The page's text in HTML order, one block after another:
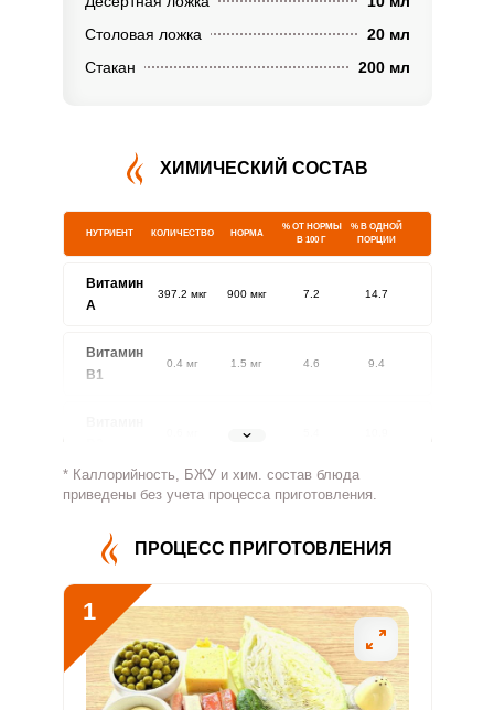
Столовая ложка
20 мл
Стакан
200 мл
ХИМИЧЕСКИЙ СОСТАВ
НУТРИЕНТ КОЛИЧЕСТВО НОРМА
% ОТ НОРМЫ
В 100 Г
% В ОДНОЙ
ПОРЦИИ
Витамин
A
397.2 мкг 900 мкг 7.2 14.7
Витамин
В1
0.4 мг 1.5 мг 4.6 9.4
1.8 мг
Витамин
82.3 мг 500 мг 2.7 5.5
Витамин
В5
Витамин
В6
0.9 мг 2 мг 7.7 15.6
Витамин
* Каллорийность, БЖУ и хим. состав блюда
приведены без учета процесса приготовления.
ПРОЦЕСС ПРИГОТОВЛЕНИЯ
1